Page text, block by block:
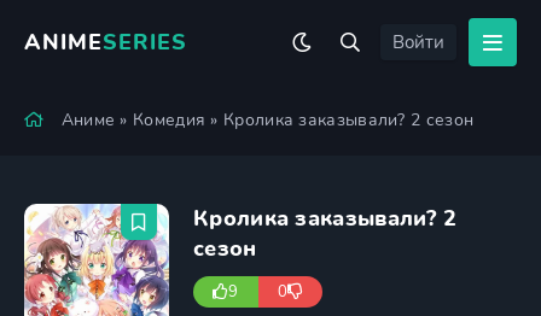
ANIMESERIES Войти
Аниме » Комедия » Кролика заказывали? 2 сезон
Кролика заказывали? 2
сезон
9 0